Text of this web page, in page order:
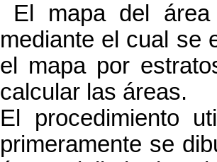
El mapa del área
mediante el cual se
el mapa por
calcular las áreas.
El procedimiento
primeramente se